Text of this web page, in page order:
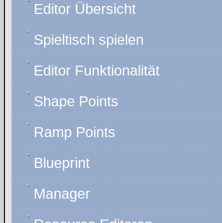
Editor Übersicht
Spieltisch spielen
Editor Funktionalität
Shape Points
Ramp Points
Blueprint
Manager